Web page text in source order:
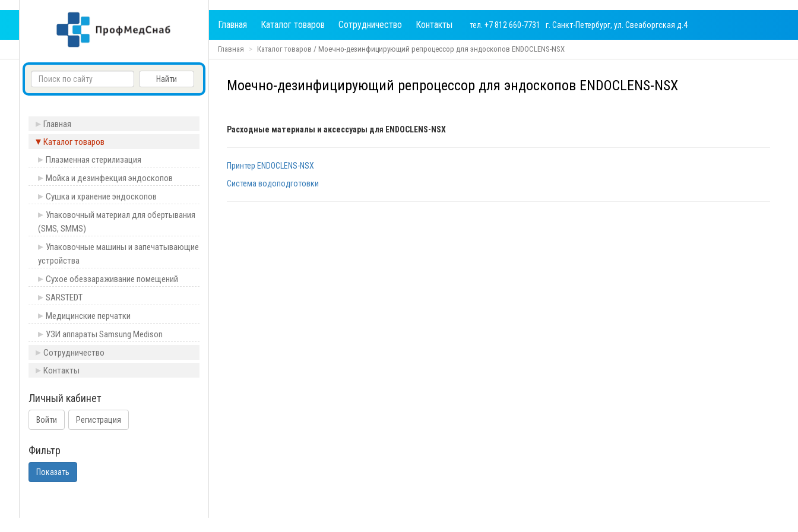
Главная Каталог товаров Сотрудничество Контакты тел. +7 812 660-7731 г. Санкт-Петербург, ул. Свеаборгская д.4
Главная Каталог товаров / Моечно-дезинфицирующий репроцессор для эндоскопов ENDOCLENS-NSX
Главная
Каталог товаров
Плазменная стерилизация
Мойка и дезинфекция эндоскопов
Сушка и хранение эндоскопов
Упаковочный материал для обертывания
(SMS, SMMS)
Упаковочные машины и запечатывающие
устройства
Сухое обеззараживание помещений
SARSTEDT
Медицинские перчатки
УЗИ аппараты Samsung Medison
Сотрудничество
Контакты
Личный кабинет
Войти Регистрация
Фильтр
Показать
Моечно-дезинфицирующий репроцессор для эндоскопов ENDOCLENS-NSX
Расходные материалы и аксессуары для ENDOCLENS-NSX
Принтер ENDOCLENS-NSX
Система водоподготовки